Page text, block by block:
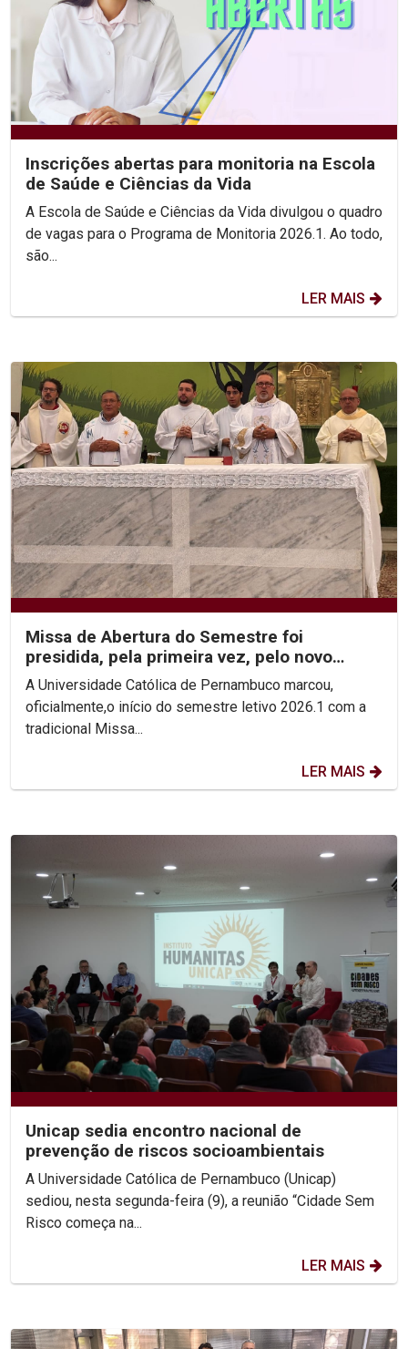
Inscrições abertas para monitoria na Escola
de Saúde e Ciências da Vida
A Escola de Saúde e Ciências da Vida divulgou o quadro
de vagas para o Programa de Monitoria 2026.1. Ao todo,
são...
LER MAIS
Missa de Abertura do Semestre foi
presidida, pela primeira vez, pelo novo
Reitor, Pe. Carlos Fritzen
A Universidade Católica de Pernambuco marcou,
oficialmente,o início do semestre letivo 2026.1 com a
tradicional Missa...
LER MAIS
Unicap sedia encontro nacional de
prevenção de riscos socioambientais
A Universidade Católica de Pernambuco (Unicap)
sediou, nesta segunda-feira (9), a reunião “Cidade Sem
Risco começa na...
LER MAIS